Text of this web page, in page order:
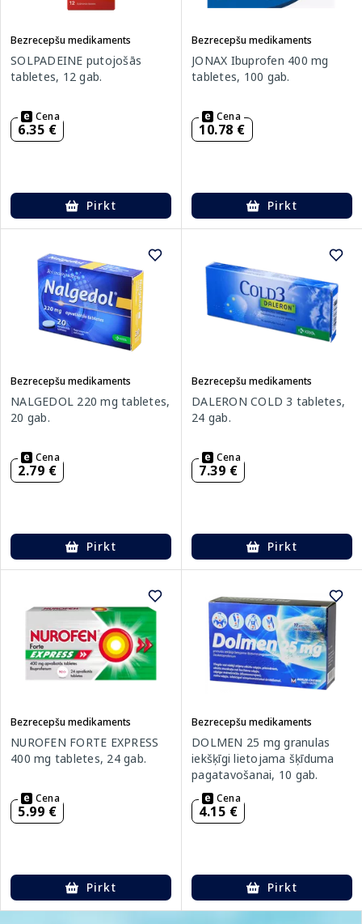
Bezrecepšu medikaments
SOLPADEINE putojošās
tabletes, 12 gab.
Cena
6.35 €
Pirkt
Bezrecepšu medikaments
JONAX Ibuprofen 400 mg
tabletes, 100 gab.
Cena
10.78 €
Pirkt
Bezrecepšu medikaments
NALGEDOL 220 mg tabletes,
20 gab.
Cena
2.79 €
Pirkt
Bezrecepšu medikaments
DALERON COLD 3 tabletes,
24 gab.
Cena
7.39 €
Pirkt
Bezrecepšu medikaments
NUROFEN FORTE EXPRESS
400 mg tabletes, 24 gab.
Cena
5.99 €
Pirkt
Bezrecepšu medikaments
DOLMEN 25 mg granulas
iekšķīgi lietojama šķīduma
pagatavošanai, 10 gab.
Cena
4.15 €
Pirkt